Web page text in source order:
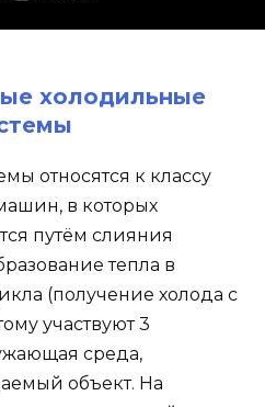
холодильные
относятся к классу
в которых
путём слияния
тепла в
(получение холода с
участвуют 3
среда,
объект. На